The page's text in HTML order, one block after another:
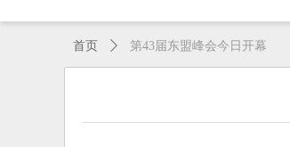
首页 ꄲ 第43届东盟峰会今日开幕